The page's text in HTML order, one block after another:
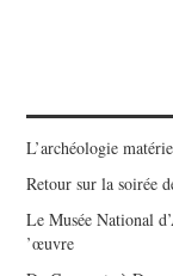
L’archéologie
Retour sur la soirée
Le Musée National
’œuvre